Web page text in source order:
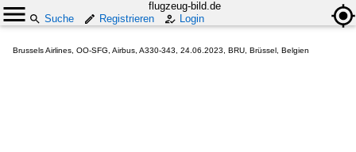
flugzeug-bild.de
Suche
Registrieren Login
Brussels Airlines, OO-SFG, Airbus, A330-343, 24.06.2023, BRU, Brüssel, Belgien